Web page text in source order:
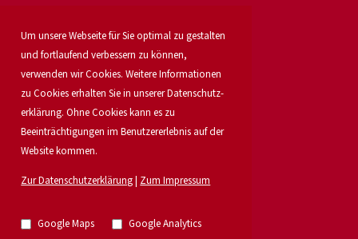
Für Eigentümer
Unser Service
Objekt anbieten
Für Bauträger
Industrie & Logistik
Standorte
Suchauftrag
Karriere
Research
Um unsere Webseite für Sie optimal zu gestalten
und fortlaufend verbessern zu können,
verwenden wir Cookies. Weitere Informationen
zu Cookies erhalten Sie in unserer Daten­schutz­
erklärung. Ohne Cookies kann es zu
Beeinträchtigungen im Benutzererlebnis auf der
Website kommen.
Zur Datenschutzerklärung Zum Impressum
Google Maps Google Analytics